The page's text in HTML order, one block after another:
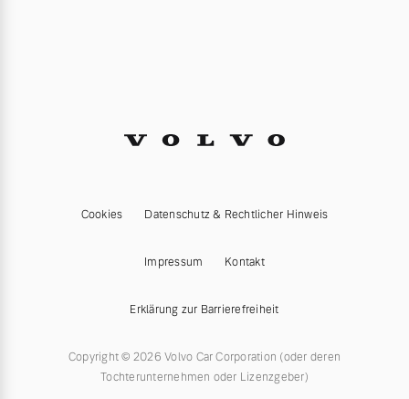
Cookies Datenschutz & Rechtlicher Hinweis
Impressum Kontakt
Erklärung zur Barrierefreiheit
Copyright © 2026 Volvo Car Corporation (oder deren
Tochterunternehmen oder Lizenzgeber)